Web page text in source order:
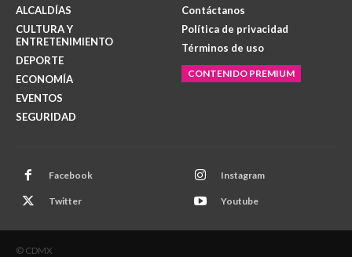
ALCALDÍAS
CULTURA Y
ENTRETENIMIENTO
DEPORTE
ECONOMÍA
EVENTOS
SEGURIDAD
Contáctanos
Política de privacidad
Términos de uso
CONTENIDO PREMIUM
Facebook Instagram
Twitter Youtube
© CDMX